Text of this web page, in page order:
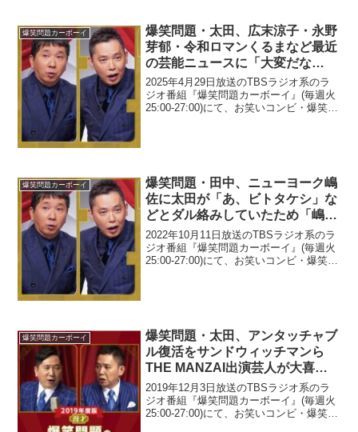
爆笑問題カーボーイ
爆笑問題・太田、広末涼子・永野
芽郁・令和ロマンくるまなど最近
の芸能ニュースに「大変だな
色々、混沌として」
2025年4月29日放送のTBSラジオ系のラ
ジオ番組『爆笑問題カーボーイ』(毎週火
25:00-27:00)にて、お笑いコンビ・爆笑問
爆笑問題カーボーイ
爆笑問題・田中、ニューヨーク嶋
佐に太田が「あ、ビトタケシ」な
どとダル絡みしていたため「嶋佐
はガッカリした顔をしてた」と明
かす
2022年10月11日放送のTBSラジオ系のラ
ジオ番組『爆笑問題カーボーイ』(毎週火
25:00-27:00)にて、お笑いコンビ・爆笑問
爆笑問題カーボーイ
爆笑問題・太田、アンタッチャブ
ル復活をサンドウィッチマンら
THE MANZAI出演芸人が大喜び
している姿に「本当に芸人ってい
いよな」
2019年12月3日放送のTBSラジオ系のラ
ジオ番組『爆笑問題カーボーイ』(毎週火
25:00-27:00)にて、お笑いコンビ・爆笑問